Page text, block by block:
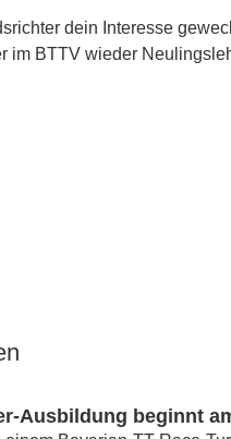
dein Interesse
im BTTV wieder
Ausbildung beginnt